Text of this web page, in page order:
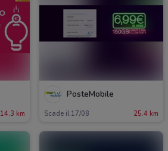
14.3 km
PosteMobile
Scade il 17/08 25.4 km